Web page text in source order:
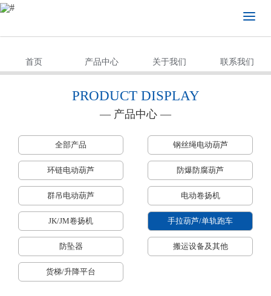
首页 产品中心 关于我们 联系我们
PRODUCT DISPLAY
— 产品中心 —
全部产品 钢丝绳电动葫芦
环链电动葫芦 防爆防腐葫芦
群吊电动葫芦 电动卷扬机
JK/JM卷扬机 手拉葫芦/单轨跑车
防坠器 搬运设备及其他
货梯/升降平台